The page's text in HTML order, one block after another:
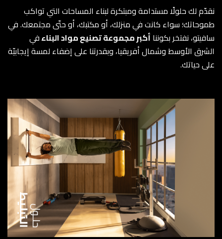
نقدّم لك حلولًا مستدامة ومبتكرة لبناء المساحات التي تواكب
طموحاتك؛ سواء كانت في منزلك، أو مكتبك، أو حتّى مجتمعك. في
سافيتو، نفتخر بكوننا أكبر مجموعة تصنيع مواد البناءفي
الشرق الأوسط وشمال أفريقيا، وبقدرتنا على إضفاء لمسة إيجابيّة
على حياتك.